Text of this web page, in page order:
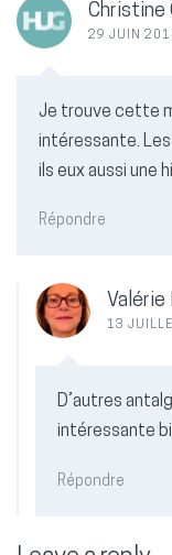
Christine
29 JUIN
Je trouve cette
intéressante.
ils eux aussi une
Répondre
Valérie
13
D’autres
intéressante
Répondre